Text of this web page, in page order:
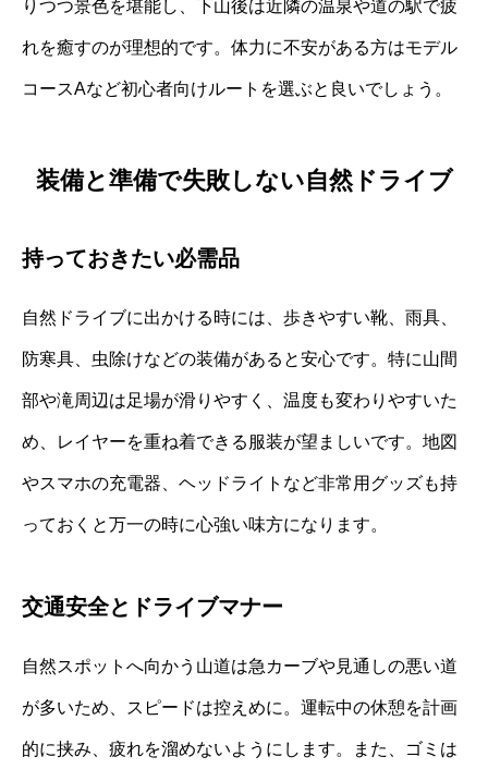
りつつ景色を堪能し、下山後は近隣の温泉や道の駅で疲
れを癒すのが理想的です。体力に不安がある方はモデル
コースAなど初心者向けルートを選ぶと良いでしょう。
装備と準備で失敗しない自然ドライブ
持っておきたい必需品
自然ドライブに出かける時には、歩きやすい靴、雨具、
防寒具、虫除けなどの装備があると安心です。特に山間
部や滝周辺は足場が滑りやすく、温度も変わりやすいた
め、レイヤーを重ね着できる服装が望ましいです。地図
やスマホの充電器、ヘッドライトなど非常用グッズも持
っておくと万一の時に心強い味方になります。
交通安全とドライブマナー
自然スポットへ向かう山道は急カーブや見通しの悪い道
が多いため、スピードは控えめに。運転中の休憩を計画
的に挟み、疲れを溜めないようにします。また、ゴミは